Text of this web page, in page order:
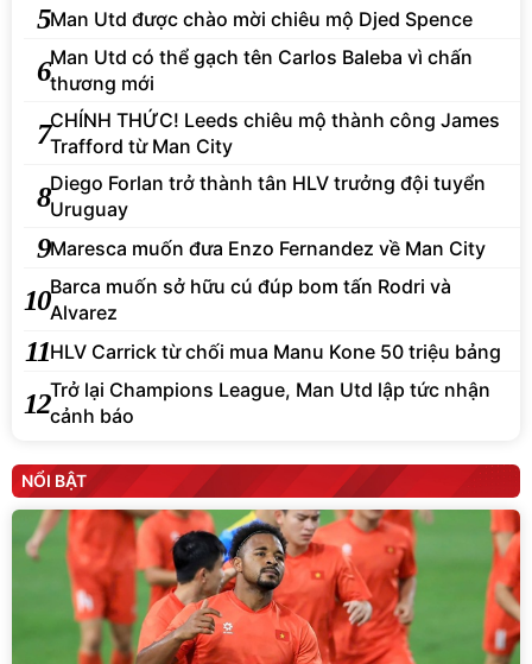
5Man Utd được chào mời chiêu mộ Djed Spence
6Man Utd có thể gạch tên Carlos Baleba vì chấn
thương mới
7CHÍNH THỨC! Leeds chiêu mộ thành công James
Trafford từ Man City
8Diego Forlan trở thành tân HLV trưởng đội tuyển
Uruguay
9Maresca muốn đưa Enzo Fernandez về Man City
10Barca muốn sở hữu cú đúp bom tấn Rodri và
Alvarez
11HLV Carrick từ chối mua Manu Kone 50 triệu bảng
12Trở lại Champions League, Man Utd lập tức nhận
cảnh báo
NỔI BẬT